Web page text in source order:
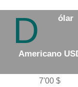
D ólar
Americano
7'00 $